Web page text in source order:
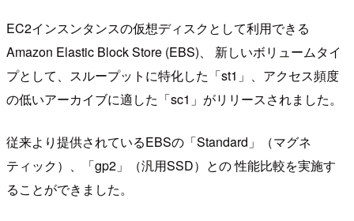
EC2インスンタンスの仮想ディスクとして利用できる
Amazon Elastic Block Store (EBS)、 新しいボリュームタイ
プとして、スループットに特化した「st1」、アクセス頻度
の低いアーカイブに適した「sc1」がリリースされました。
従来より提供されているEBSの「Standard」（マグネ
ティック）、「gp2」（汎用SSD）との 性能比較を実施す
ることができました。